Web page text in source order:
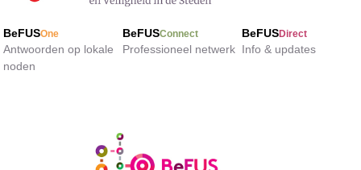
BeFUSOne
Antwoorden op lokale
noden
BeFUSConnect
Professioneel netwerk
BeFUSDirect
Info & updates